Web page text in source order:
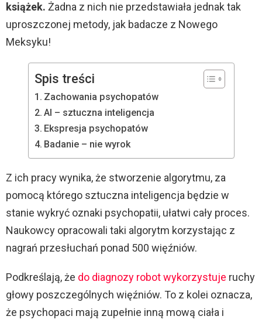
książek. Żadna z nich nie przedstawiała jednak tak
uproszczonej metody, jak badacze z Nowego
Meksyku!
Spis treści
Zachowania psychopatów
Al – sztuczna inteligencja
Ekspresja psychopatów
Badanie – nie wyrok
Z ich pracy wynika, że stworzenie algorytmu, za
pomocą którego sztuczna inteligencja będzie w
stanie wykryć oznaki psychopatii, ułatwi cały proces.
Naukowcy opracowali taki algorytm korzystając z
nagrań przesłuchań ponad 500 więźniów.
Podkreślają, że do diagnozy robot wykorzystuje ruchy
głowy poszczególnych więźniów. To z kolei oznacza,
że psychopaci mają zupełnie inną mową ciała i